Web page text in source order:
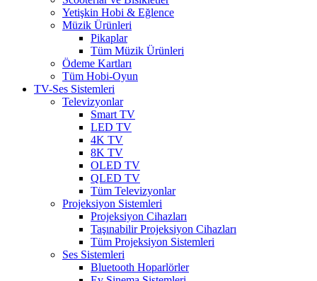
Yetişkin Hobi & Eğlence
Müzik Ürünleri
Pikaplar
Tüm Müzik Ürünleri
Ödeme Kartları
Tüm Hobi-Oyun
TV-Ses Sistemleri
Televizyonlar
Smart TV
LED TV
4K TV
8K TV
OLED TV
QLED TV
Tüm Televizyonlar
Projeksiyon Sistemleri
Projeksiyon Cihazları
Taşınabilir Projeksiyon Cihazları
Tüm Projeksiyon Sistemleri
Ses Sistemleri
Bluetooth Hoparlörler